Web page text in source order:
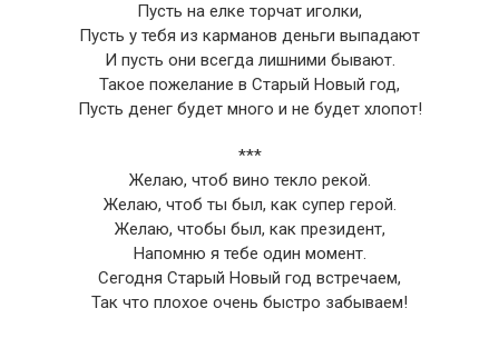
Пусть на елке торчат иголки,
Пусть у тебя из карманов деньги выпадают
И пусть они всегда лишними бывают.
Такое пожелание в Старый Новый год,
Пусть денег будет много и не будет хлопот!
***
Желаю, чтоб вино текло рекой.
Желаю, чтоб ты был, как супер герой.
Желаю, чтобы был, как президент,
Напомню я тебе один момент.
Сегодня Старый Новый год встречаем,
Так что плохое очень быстро забываем!